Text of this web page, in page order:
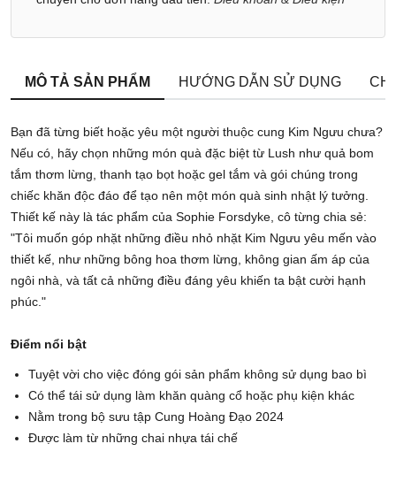
MÔ TẢ SẢN PHẨM HƯỚNG DẪN SỬ DỤNG
Bạn đã từng biết hoặc yêu một người thuộc cung Kim Ngưu chưa?
Nếu có, hãy chọn những món quà đặc biệt từ Lush như quả bom
tắm thơm lừng, thanh tạo bọt hoặc gel tắm và gói chúng trong
chiếc khăn độc đáo để tạo nên một món quà sinh nhật lý tưởng.
Thiết kế này là tác phẩm của Sophie Forsdyke, cô từng chia sẻ:
"Tôi muốn góp nhặt những điều nhỏ nhặt Kim Ngưu yêu mến vào
thiết kế, như những bông hoa thơm lừng, không gian ấm áp của
ngôi nhà, và tất cả những điều đáng yêu khiến ta bật cười hạnh
phúc."
Điểm nổi bật
Tuyệt vời cho việc đóng gói sản phẩm không sử dụng bao bì
Có thể tái sử dụng làm khăn quàng cổ hoặc phụ kiện khác
Nằm trong bộ sưu tập Cung Hoàng Đạo 2024
Được làm từ những chai nhựa tái chế